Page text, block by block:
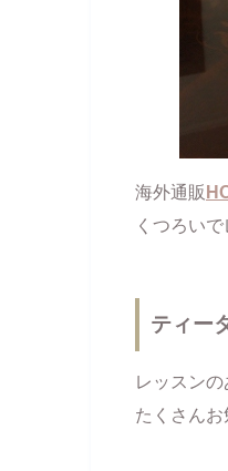
海外通販
くつろい
ティー
レッスンの
たくさんお